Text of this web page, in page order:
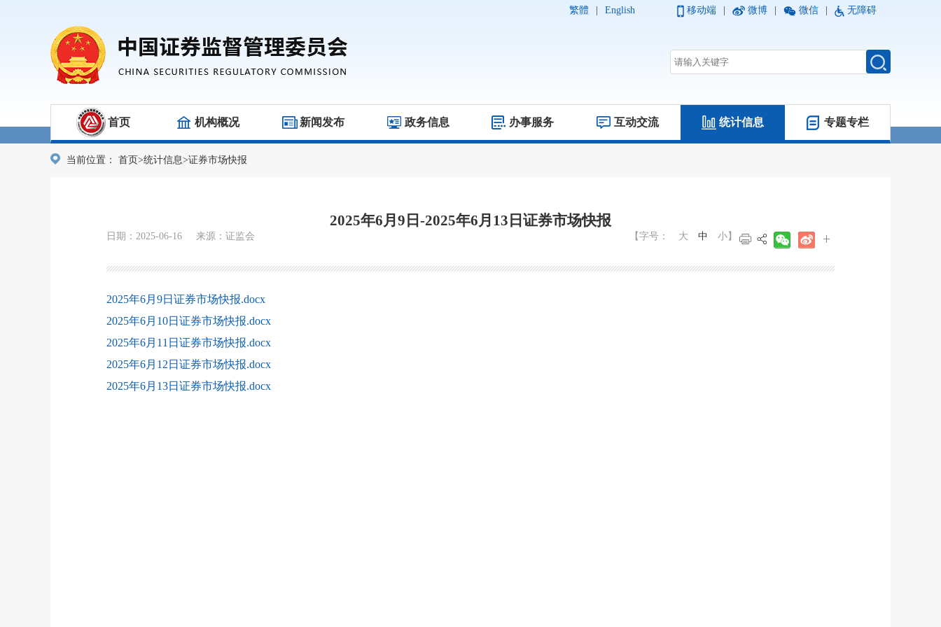
繁體 English 移动端 微博 微信 无障碍
首页 机构概况 新闻发布 政务信息 办事服务 互动交流 统计信息 专题专栏
当前位置： 首页>统计信息>证券市场快报
2025年6月9日-2025年6月13日证券市场快报
日期：2025-06-16 来源：证监会 【字号： 大 中 小 】
2025年6月9日证券市场快报.docx
2025年6月10日证券市场快报.docx
2025年6月11日证券市场快报.docx
2025年6月12日证券市场快报.docx
2025年6月13日证券市场快报.docx